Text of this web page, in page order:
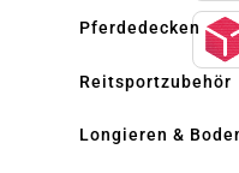
Pferdedecken
Reitsportzubehör
Longieren &